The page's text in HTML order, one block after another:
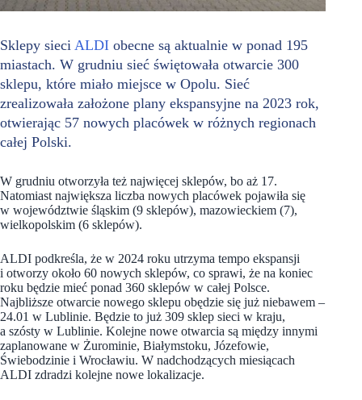
Sklepy sieci ALDI obecne są aktualnie w ponad 195
miastach. W grudniu sieć świętowała otwarcie 300
sklepu, które miało miejsce w Opolu. Sieć
zrealizowała założone plany ekspansyjne na 2023 rok,
otwierając 57 nowych placówek w różnych regionach
całej Polski.
W grudniu otworzyła też najwięcej sklepów, bo aż 17.
Natomiast największa liczba nowych placówek pojawiła się
w województwie śląskim (9 sklepów), mazowieckiem (7),
wielkopolskim (6 sklepów).
ALDI podkreśla, że w 2024 roku utrzyma tempo ekspansji
i otworzy około 60 nowych sklepów, co sprawi, że na koniec
roku będzie mieć ponad 360 sklepów w całej Polsce.
Najbliższe otwarcie nowego sklepu obędzie się już niebawem –
24.01 w Lublinie. Będzie to już 309 sklep sieci w kraju,
a szósty w Lublinie. Kolejne nowe otwarcia są między innymi
zaplanowane w Żurominie, Białymstoku, Józefowie,
Świebodzinie i Wrocławiu. W nadchodzących miesiącach
ALDI zdradzi kolejne nowe lokalizacje.